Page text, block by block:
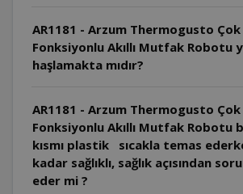
AR1181 - Arzum Thermogusto Çok
Fonksiyonlu Akıllı Mutfak Robotu
haşlamakta mıdır?
AR1181 - Arzum Thermogusto Çok
Fonksiyonlu Akıllı Mutfak Robotu
kısmı plastik sıcakla temas
kadar sağlıklı, sağlık açısından
eder mi ?